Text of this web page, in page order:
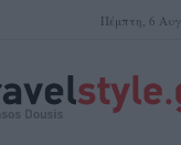
Πέμπτη, 6